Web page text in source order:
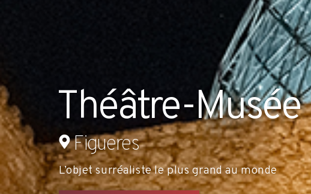
Théâtre-Musée
Figueres
L’objet surréaliste le plus grand au monde